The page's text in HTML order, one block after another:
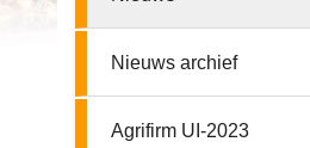
Nieuws archief
Agrifirm UI-2023